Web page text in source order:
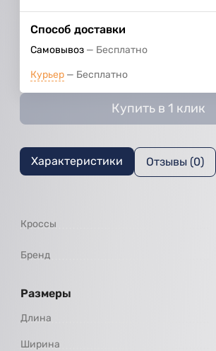
Способ доставки
Самовывоз Бесплатно
Курьер Бесплатно
Купить в 1 клик
Характеристики Отзывы (0)
Кроссы
Бренд
Размеры
Длина
Ширина